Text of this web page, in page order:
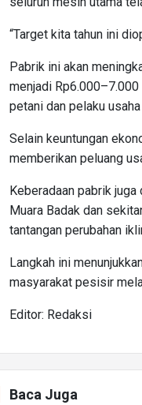
“Target kita tahun ini
Pabrik ini akan
menjadi
petani dan pelaku
Selain keuntungan
memberikan peluang
Keberadaan pabrik
Muara Badak dan
tantangan perubahan
Langkah ini
masyarakat pesisir
Editor: Redaksi
Baca Juga